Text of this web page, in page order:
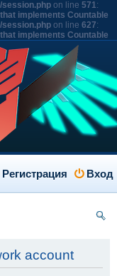
session.php on line 571:
implements Countable
session.php on line 627:
implements Countable
Вход
Регистрация
account